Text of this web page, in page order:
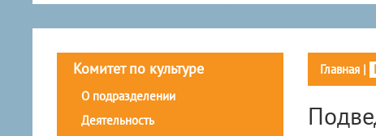
Комитет по культуре
О подразделении
Деятельность
Главная|